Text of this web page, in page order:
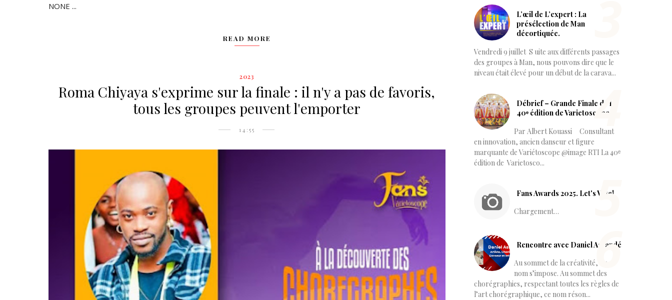
NONE ...
READ MORE
2023
Roma Chiyaya s'exprime sur la finale : il n'y a pas de favoris,
tous les groupes peuvent l'emporter
14:55
L’œil de L’expert : La
présélection de Man
décortiquée.
Vendredi 9 juillet S uite aux différents passages
des groupes à Man, nous pouvons dire que le
niveau était élevé pour un début de la carava...
Débrief – Grande Finale de la
40ᵉ édition de Varietoscope
Par Albert Kouassi Consultant
en innovation, ancien danseur et figure
marquante de Variétoscope @image RTI La 40ᵉ
édition de Varietosco...
Fans Awards 2025. Let's Vote!
Chargement…
Rencontre avec Daniel Assandé
Au sommet de la créativité, un
nom s’impose. Au sommet des
chorégraphies, respectant toutes les règles de
l’art chorégraphique, ce nom réson...